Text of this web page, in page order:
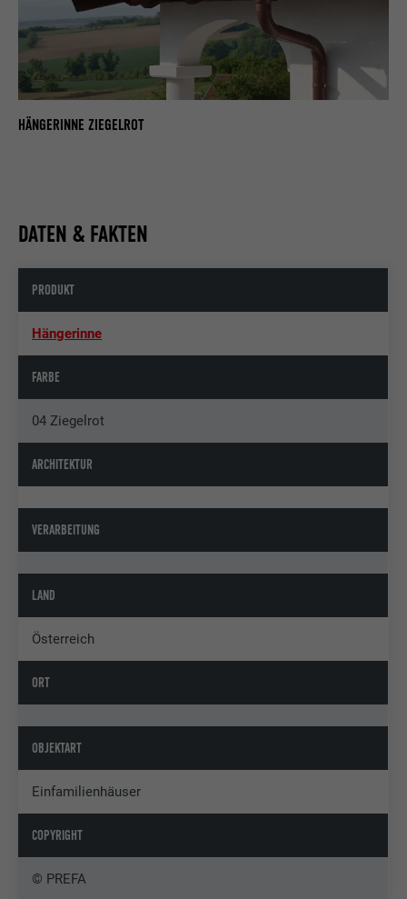
HÄNGERINNE ZIEGELROT
DATEN & FAKTEN
PRODUKT
Hängerinne
FARBE
04 Ziegelrot
ARCHITEKTUR
VERARBEITUNG
LAND
Österreich
ORT
OBJEKTART
Einfamilienhäuser
COPYRIGHT
© PREFA